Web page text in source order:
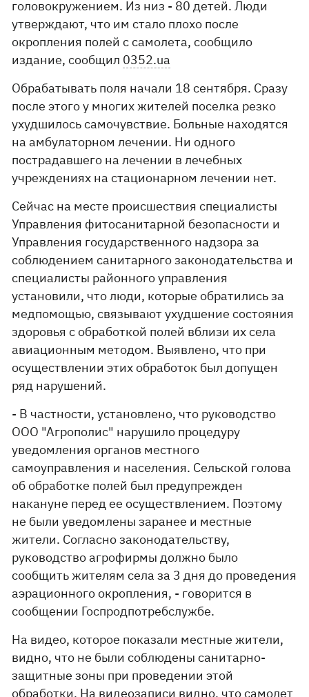
головокружением. Из низ - 80 детей. Люди
утверждают, что им стало плохо после
окропления полей с самолета, сообщило
издание, сообщил 0352.ua
Обрабатывать поля начали 18 сентября. Сразу
после этого у многих жителей поселка резко
ухудшилось самочувствие. Больные находятся
на амбулаторном лечении. Ни одного
пострадавшего на лечении в лечебных
учреждениях на стационарном лечении нет.
Сейчас на месте происшествия специалисты
Управления фитосанитарной безопасности и
Управления государственного надзора за
соблюдением санитарного законодательства и
специалисты районного управления
установили, что люди, которые обратились за
медпомощью, связывают ухудшение состояния
здоровья с обработкой полей вблизи их села
авиационным методом. Выявлено, что при
осуществлении этих обработок был допущен
ряд нарушений.
- В частности, установлено, что руководство
ООО "Агрополис" нарушило процедуру
уведомления органов местного
самоуправления и населения. Сельской голова
об обработке полей был предупрежден
накануне перед ее осуществлением. Поэтому
не были уведомлены заранее и местные
жители. Согласно законодательству,
руководство агрофирмы должно было
сообщить жителям села за 3 дня до проведения
аэрационного окропления, - говорится в
сообщении Госпродпотребслужбе.
На видео, которое показали местные жители,
видно, что не были соблюдены санитарно-
защитные зоны при проведении этой
обработки. На видеозаписи видно, что самолет